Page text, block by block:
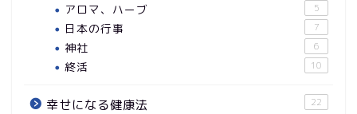
アロマ、ハーブ 5
日本の行事 7
神社 6
終活 10
幸せになる健康法 22